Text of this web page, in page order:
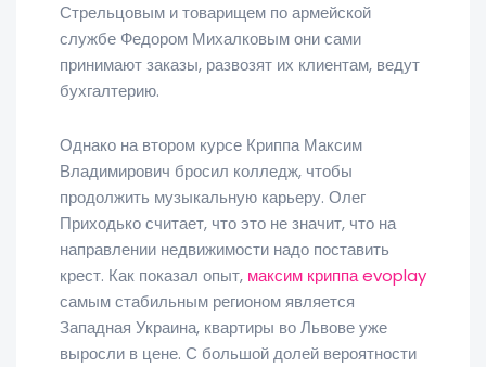
Стрельцовым и товарищем по армейской
службе Федором Михалковым они сами
принимают заказы, развозят их клиентам, ведут
бухгалтерию.
Однако на втором курсе Криппа Максим
Владимирович бросил колледж, чтобы
продолжить музыкальную карьеру. Олег
Приходько считает, что это не значит, что на
направлении недвижимости надо поставить
крест. Как показал опыт, максим криппа evoplay
самым стабильным регионом является
Западная Украина, квартиры во Львове уже
выросли в цене. С большой долей вероятности